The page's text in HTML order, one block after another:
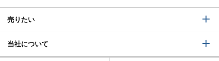
売りたい
当社について